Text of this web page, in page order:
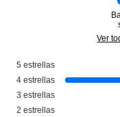
Ver
5 estrellas
4 estrellas
3 estrellas
2 estrellas